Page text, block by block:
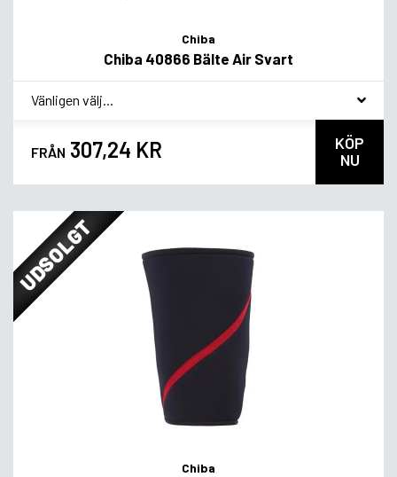
Chiba
Chiba 40866 Bälte Air Svart
* Smakvariant
FRÅN 307,24 KR
KÖP
NU
UDSOLGT
Chiba